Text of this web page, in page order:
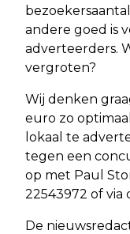
andere goed is
adverteerders.
vergroten?
Wij denken
euro zo
lokaal te
tegen een
op met Paul
22543972 of via
De